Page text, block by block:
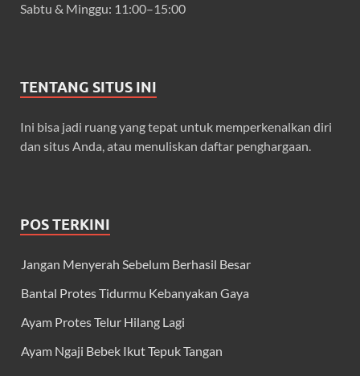
Sabtu & Minggu: 11:00–15:00
TENTANG SITUS INI
Ini bisa jadi ruang yang tepat untuk memperkenalkan diri
dan situs Anda, atau menuliskan daftar penghargaan.
POS TERKINI
Jangan Menyerah Sebelum Berhasil Besar
Bantal Protes Tidurmu Kebanyakan Gaya
Ayam Protes Telur Hilang Lagi
Ayam Ngaji Bebek Ikut Tepuk Tangan